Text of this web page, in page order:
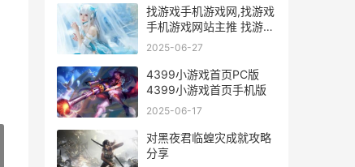
诺迪亚三
找游戏手机游戏网,找游戏
手机游戏网站主推 找游戏
叫什么
2025-06-27
4399小游戏首页PC版
4399小游戏首页手机版
2025-06-17
对黑夜君临蝗灾成就攻略
分享